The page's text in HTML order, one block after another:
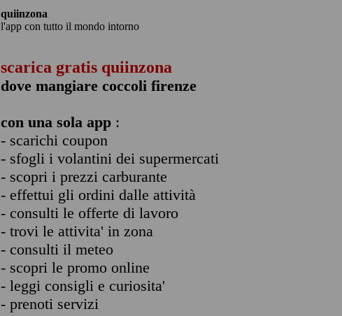
quiinzona
l'app con tutto il mondo intorno
scarica gratis quiinzona
dove mangiare coccoli firenze
con una sola app :
- scarichi coupon
- sfogli i volantini dei supermercati
- scopri i prezzi carburante
- effettui gli ordini dalle attività
- consulti le offerte di lavoro
- trovi le attivita' in zona
- consulti il meteo
- scopri le promo online
- leggi consigli e curiosita'
- prenoti servizi